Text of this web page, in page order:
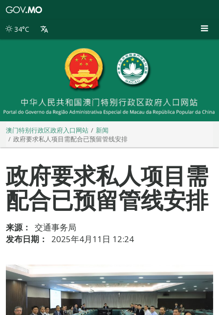
别
34°C
澳门特别行政区政府入口网站
新闻
政府要求私人项目需配合已预留管线安排
政府要求私人项目需
配合已预留管线安排
来源：
交通事务局
发布日期：
2025年4月11日 12:24